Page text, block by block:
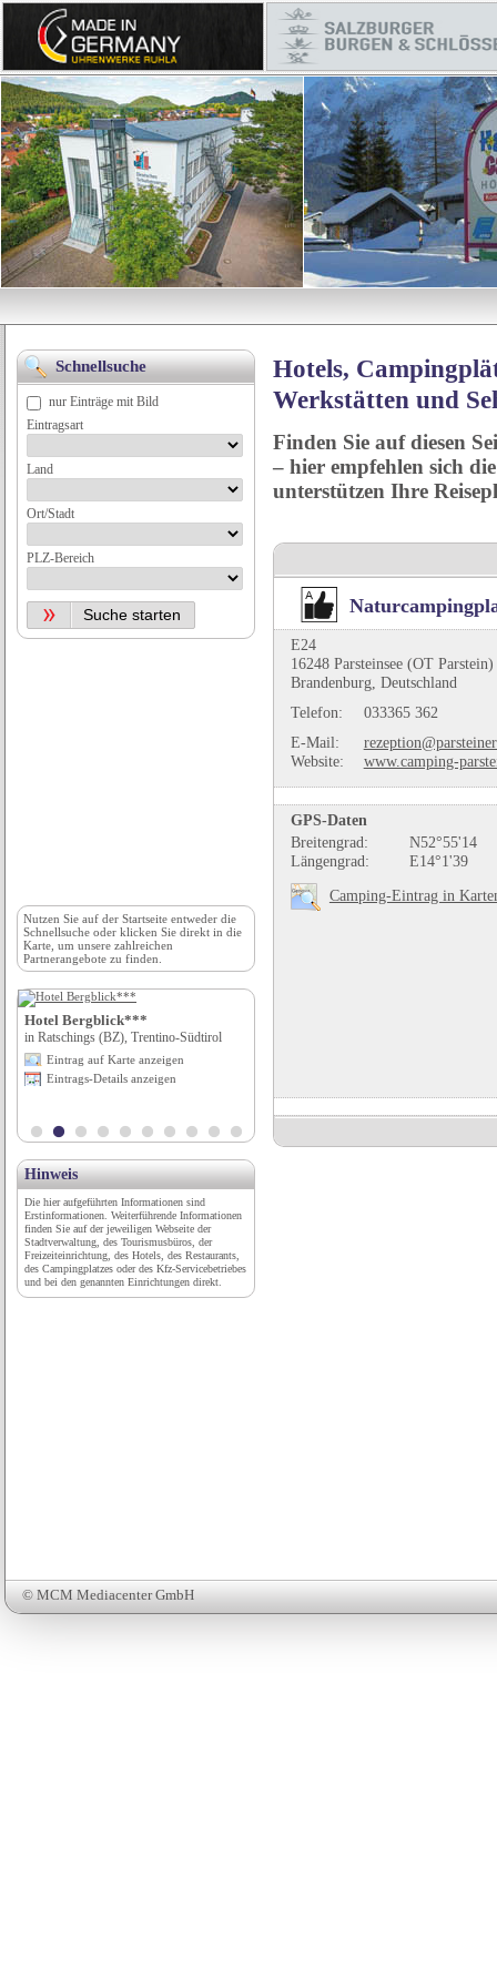
Hotels,
Werkstätten und
Finden Sie auf diesen
– hier empfehlen sich
unterstützen Ihre
E24
16248 Parsteinsee (OT Parstein)
Brandenburg, Deutschland
Telefon:
033365 362
E-Mail:
Website:
www.camping-
GPS-Daten
Breitengrad:
N52°55'14
Längengrad:
E14°1'39
Camping-Eintrag in
© MCM Mediacenter GmbH
Schnellsuche
nur Einträge mit Bild
Eintragsart
Land
Ort/Stadt
PLZ-Bereich
Nutzen Sie auf der Startseite entweder die
Schnellsuche oder klicken Sie direkt in die
Karte, um unsere zahlreichen
Partnerangebote zu finden.
Hotel Bergblick***
in Ratschings (BZ), Trentino-Südtirol
Eintrag auf Karte anzeigen
Eintrags-Details anzeigen
Eintrags-Details anzeigen
Hinweis
Die hier aufgeführten Informationen sind
Erstinformationen. Weiterführende Informationen
finden Sie auf der jeweiligen Webseite der
Stadtverwaltung, des Tourismusbüros, der
Freizeiteinrichtung, des Hotels, des Restaurants,
des Campingplatzes oder des Kfz-Servicebetriebes
und bei den genannten Einrichtungen direkt.